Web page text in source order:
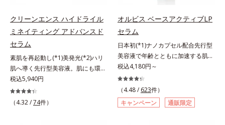
(*6)で大人肌にハリ感をプラス。す
るっと伸び広がるテクスチャー
で、"顔全体にご使用いただける設
計"。見えているシワはもちろん、
自分では気づきにくい死角のシワの
改善にも効果を発揮します。*1 メ
ラニンの生成を抑え、シミ・ソバカ
スを防ぐ*2 ナイアシンアミド（有
効成分）、水添大豆リン脂質、フィ
チノール配合＝保湿成分*2 パルミ
成分*3 ラウロイルグルタミン酸ジ
（フィトステリル/オクチルドデシ
ル）配合＝保湿成分*4 角層まで
クリーンエンス ハイドライル
ミネイティング アドバンスド
セラム
素肌を再起動し(*1)美発光(*2)ハリ
肌へ導く先行型美容液。肌にも環境
にも、いいことを——。
「CLEANENCE（クリーンエン
ス）」が目指すのは、まっさらな素
税込5,940円
（4.32 /74件）
オルビス ベースアクティブLP
セラム
日本初(*1)ナノカプセル配合先行型
美容液で年齢とともに加速する肌悩
み(*2)にブレーキを。スキンケアの
打ち止め感に。年齢とともに加速す
る肌悩み(*2)にブレーキをかけ、化
粧水前の土台(*3)づくりで、うるお
いに満ち満ちた内側から弾むような
税込4,180円～
（4.48 / 623件）
キャンペーン
通販限定